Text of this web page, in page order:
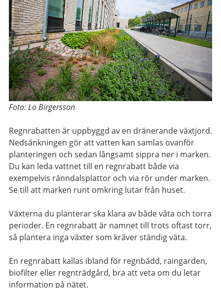
Foto: Lo Birgersson
Regnrabatten är uppbyggd av en dränerande växtjord.
Nedsänkningen gör att vatten kan samlas ovanför
planteringen och sedan långsamt sippra ner i marken.
Du kan leda vattnet till en regnrabatt både via
exempelvis ränndalsplattor och via rör under marken.
Se till att marken runt omkring lutar från huset.
Växterna du planterar ska klara av både våta och torra
perioder. En regnrabatt är namnet till trots oftast torr,
så plantera inga växter som kräver ständig väta.
En regnrabatt kallas ibland för regnbädd, raingarden,
biofilter eller regnträdgård, bra att veta om du letar
information på nätet.